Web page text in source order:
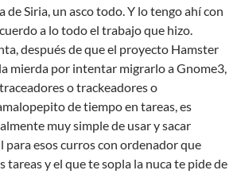
de Siria, un asco todo. Y lo tengo ahí con
a lo todo el trabajo que hizo.
después de que el proyecto Hamster
mierda por intentar migrarlo a Gnome3,
o trackeadores o
de tiempo en tareas, es
muy simple de usar y sacar
esos curros con ordenador que
tareas y el que te sopla la nuca te pide de